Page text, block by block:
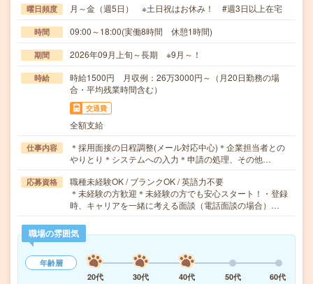
曜日頻度 月～金（週5日） ※土日祝はお休み！ #週3日以上在宅
時間 09:00～18:00(実働8時間 休憩1時間)
期間 2026年09月上旬～長期 ※9月～！
時給
時給1500円 月収例：26万3000円～（月20日勤務の場
合・平均残業時間含む）
交通費
全額支給
仕事内容
＊採用面接の日程調整(メール対応中心)＊企業担当者との
やりとり＊システムへの入力＊申請の処理、その他…
応募資格
職種未経験OK / ブランクOK / 英語力不要
＊未経験の方歓迎＊未経験の方でも安心スタート！・登録
時、キャリアを一緒に考える面談（電話面談の場合）…
職場の雰囲気
年齢層
20代
30代 40代 50代
60代